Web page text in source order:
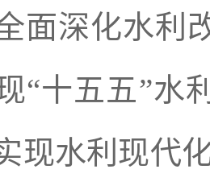
面深化水利
“十五五”水
现水利现代